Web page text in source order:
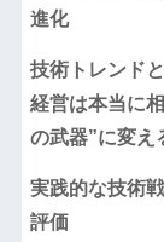
進化
技術トレンド
経営は本当に
の武器”に変え
実践的な技術
評価